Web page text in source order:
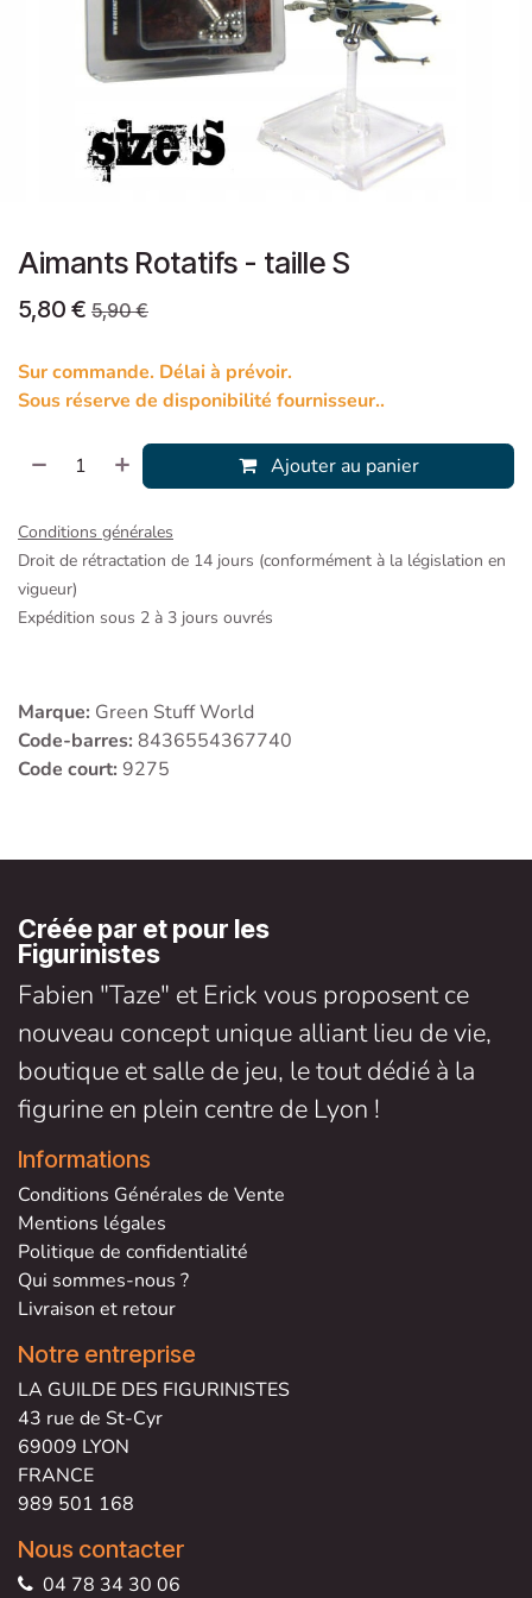
Aimants Rotatifs - taille S
5,80 € 5,90€
Sur commande. Délai à prévoir.
Sous réserve de disponibilité fournisseur..
Ajouter au panier
Conditions générales
Droit de rétractation de 14 jours (conformément à la législation en
vigueur)
Expédition sous 2 à 3 jours ouvrés
Marque: Green Stuff World
Code-barres: 8436554367740
Code court: 9275
Créée par et pour les
Figurinistes
Fabien "Taze" et Erick vous proposent ce
nouveau concept unique alliant lieu de vie,
boutique et salle de jeu, le tout dédié à la
figurine en plein centre de Lyon !
Informations
Conditions Générales de Vente
Mentions légales
Politique de confidentialité
Qui sommes-nous ?
Livraison et retour
Notre entreprise
LA GUILDE DES FIGURINISTES
43 rue de St-Cyr
69009 LYON
FRANCE
989 501 168
Nous contacter
04 78 34 30 06